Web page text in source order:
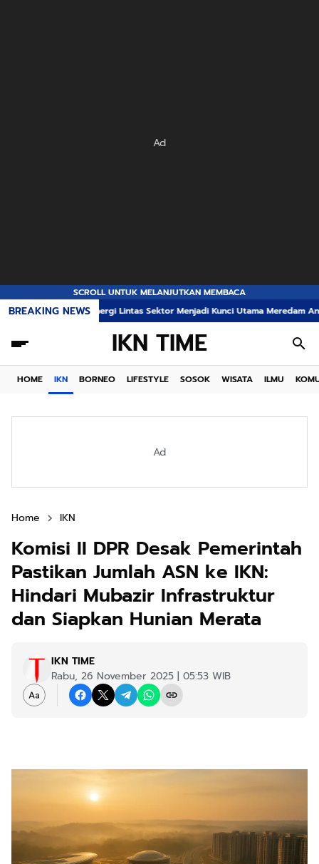
Ad
SCROLL UNTUK MELANJUTKAN MEMBACA
BREAKING NEWS
Lintas Sektor Menjadi Kunci Utama Meredam Ancaman Kebakaran
IKN TIME
HOME IKN BORNEO LIFESTYLE SOSOK WISATA ILMU
Ad
Home IKN
Komisi II DPR Desak Pemerintah
Pastikan Jumlah ASN ke IKN:
Hindari Mubazir Infrastruktur
dan Siapkan Hunian Merata
IKN TIME
Rabu, 26 November 2025 | 05:53 WIB